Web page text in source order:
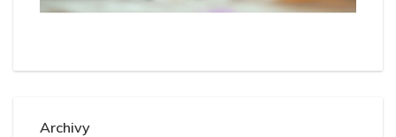
Archivy